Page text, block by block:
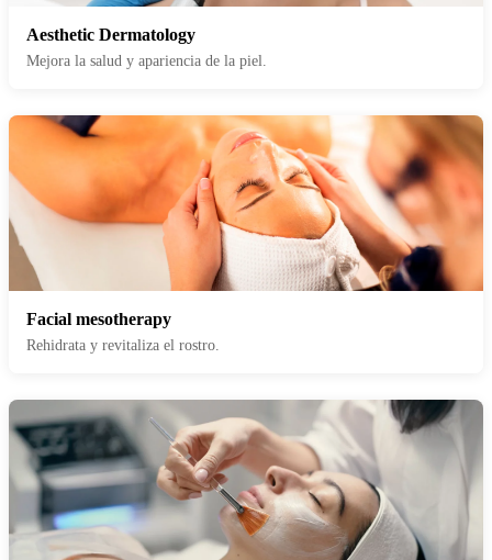
Aesthetic Dermatology
Mejora la salud y apariencia de la piel.
Facial mesotherapy
Rehidrata y revitaliza el rostro.